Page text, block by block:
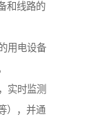
和线路的
用电设备
实时监测
），并通